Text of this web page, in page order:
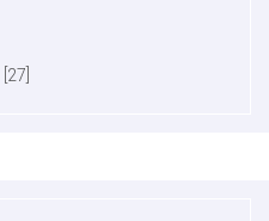
[27]